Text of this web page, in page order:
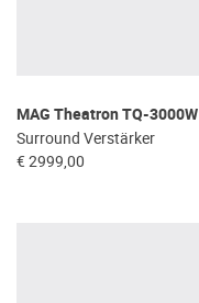
MAG Theatron TQ-3000W
Surround Verstärker
€ 2999,00